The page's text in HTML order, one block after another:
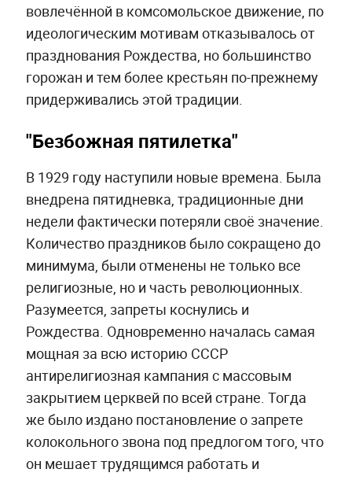
вовлечённой в комсомольское движение, по
идеологическим мотивам отказывалось от
празднования Рождества, но большинство
горожан и тем более крестьян по-прежнему
придерживались этой традиции.
"Безбожная пятилетка"
В 1929 году наступили новые времена. Была
внедрена пятидневка, традиционные дни
недели фактически потеряли своё значение.
Количество праздников было сокращено до
минимума, были отменены не только все
религиозные, но и часть революционных.
Разумеется, запреты коснулись и
Рождества. Одновременно началась самая
мощная за всю историю СССР
антирелигиозная кампания с массовым
закрытием церквей по всей стране. Тогда
же было издано постановление о запрете
колокольного звона под предлогом того, что
он мешает трудящимся работать и